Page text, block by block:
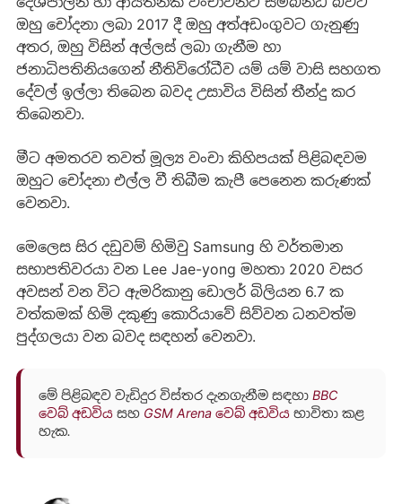
ඔහු චෝදනා ලබා 2017 දී ඔහු අත්අඩංගුවට ගැනුණු
අතර, ඔහු විසින් අල්ලස් ලබා ගැනීම හා
ජනාධිපතිනියගෙන් නීතිවිරෝධීව යම් යම් වාසි සහගත
දේවල් ඉල්ලා තිබෙන බවද උසාවිය විසින් තීන්දු කර
තිබෙනවා.
මීට අමතරව තවත් මූල්‍ය වංචා කිහිපයක් පිළිබඳවම
ඔහුට චෝදනා එල්ල වී තිබීම කැපී පෙනෙන කරුණක්
වෙනවා.
මෙලෙස සිර දඩුවම් හිමිවු Samsung හි වර්තමාන
සභාපතිවරයා වන Lee Jae-yong මහතා 2020 වසර
අවසන් වන විට ඇමරිකානු ඩොලර් බිලියන 6.7 ක
වත්කමක් හිමි දකුණු කොරියාවේ සිව්වන ධනවත්ම
පුද්ගලයා වන බවද සඳහන් වෙනවා.
මේ පිළිබඳව වැඩිදුර විස්තර දැනගැනීම සඳහා BBC
වෙබ් අඩවියසහ GSM Arena වෙබ් අඩවියභාවිතා කළ
හැක.